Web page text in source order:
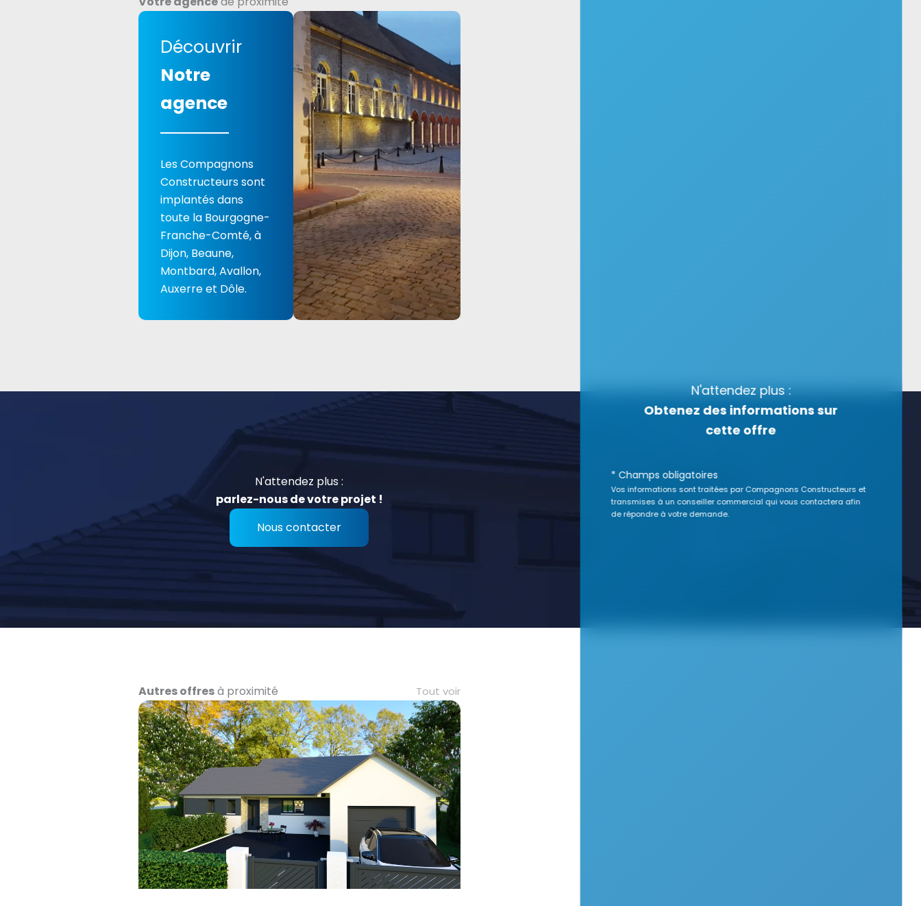
Découvrir
Notre
agence
Les Compagnons
Constructeurs sont
implantés dans
toute la Bourgogne-
Franche-Comté, à
Dijon, Beaune,
Montbard, Avallon,
Auxerre et Dôle.
N'attendez plus :
parlez-nous de votre projet !
Nous contacter
Autres offresà proximité Tout voir
N'attendez plus :
Obtenez des informations sur
cette offre
* Champs obligatoires
Vos informations sont traitées par Compagnons Constructeurs et
transmises à un conseiller commercial qui vous contactera afin
de répondre à votre demande.